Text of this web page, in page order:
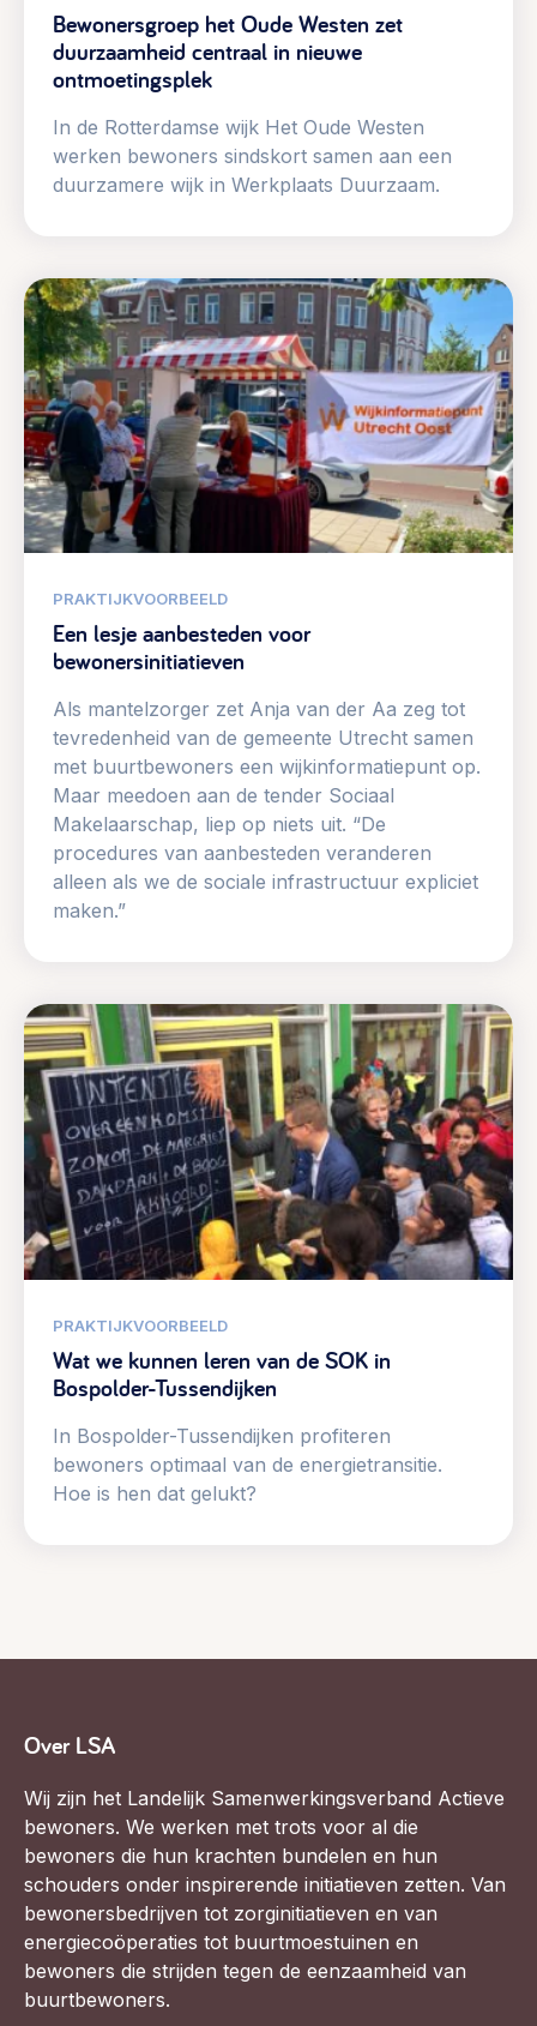
Bewonersgroep het Oude Westen zet
duurzaamheid centraal in nieuwe
ontmoetingsplek
In de Rotterdamse wijk Het Oude Westen
werken bewoners sindskort samen aan een
duurzamere wijk in Werkplaats Duurzaam.
PRAKTIJKVOORBEELD
Een lesje aanbesteden voor
bewonersinitiatieven
Als mantelzorger zet Anja van der Aa zeg tot
tevredenheid van de gemeente Utrecht samen
met buurtbewoners een wijkinformatiepunt op.
Maar meedoen aan de tender Sociaal
Makelaarschap, liep op niets uit. “De
procedures van aanbesteden veranderen
alleen als we de sociale infrastructuur expliciet
maken.”
PRAKTIJKVOORBEELD
Wat we kunnen leren van de SOK in
Bospolder-Tussendijken
In Bospolder-Tussendijken profiteren
bewoners optimaal van de energietransitie.
Hoe is hen dat gelukt?
Over LSA
Wij zijn het Landelijk Samenwerkingsverband Actieve
bewoners. We werken met trots voor al die
bewoners die hun krachten bundelen en hun
schouders onder inspirerende initiatieven zetten. Van
bewonersbedrijven tot zorginitiatieven en van
energiecoöperaties tot buurtmoestuinen en
bewoners die strijden tegen de eenzaamheid van
buurtbewoners.